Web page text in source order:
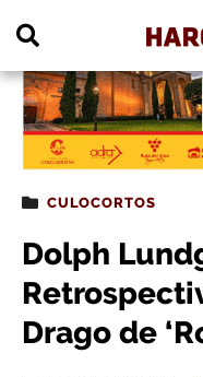
CULOCORTOS
Dolph
Drago de